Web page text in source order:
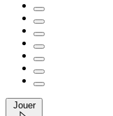
Jouer